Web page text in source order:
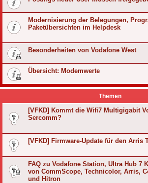
Modernisierung der Belegungen,
Paketübersichten im Helpdesk
Besonderheiten von Vodafone West
Übersicht: Modemwerte
Themen
[VFKD] Kommt die Wifi7 Multigigabit
Sercomm?
[VFKD] Firmware-Update für den Arris
FAQ zu Vodafone Station, Ultra Hub 7
von CommScope, Technicolor, Arris,
und Hitron